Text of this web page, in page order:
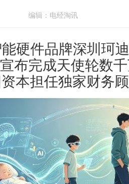
编辑：电经淘讯
硬件品牌深圳珂
布完成天使轮数
本担任独家财务